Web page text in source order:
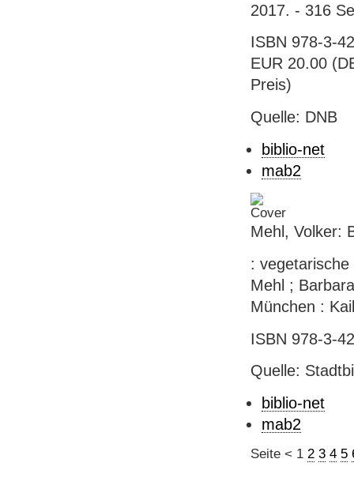
2017. - 316
ISBN 978-3-
EUR 20.00
Preis)
Quelle: DNB
biblio-net
mab2
Mehl, Volker:
:
Mehl ;
München :
ISBN 978-3-
Quelle:
biblio-net
mab2
Seite < 1 2 3 4 5